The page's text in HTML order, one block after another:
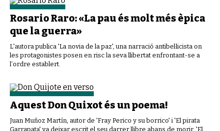
Rosario Raro: «La pau és molt més èpica
que la guerra»
L'autora publica 'La novia de la paz', una narració antibel·licista on
les protagonistes posen en risc la seva llibertat enfrontant-se a
l’ordre establert.
Aquest Don Quixot és un poema!
Juan Muñoz Martín, autor de 'Fray Perico y su borrico' i 'El pirata
Garrapata' va deixar escrit el seu darrer llibre abans de morir, 'El